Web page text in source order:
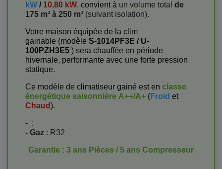
kW / 10,80 kW, convient à un volume total de
175 m³ à 250 m³ (suivant isolation).
Votre maison équipée de la clim
gainable (modèle S-1014PF3E / U-
100PZH3E5 ) sera chauffée en période
hivernale, performante avec une forte pression
statique.
Ce modèle de climatiseur gainé est en classe
énergétique saisonnière A++/A+ (Froid et
Chaud).
- :
- Gaz : R32
Garantie : 3 ans Pièces / 5 ans Compresseur